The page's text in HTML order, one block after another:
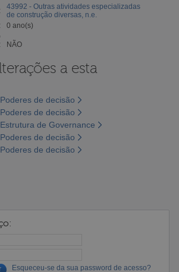
43992 - Outras atividades especializadas
de construção diversas, n.e.
0 ano(s)
NÃO
a esta
de decisão
de decisão
de Governance
de decisão
de decisão
Esqueceu-se da sua password de acesso?